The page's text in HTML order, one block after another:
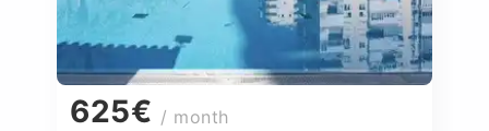
625€ / month